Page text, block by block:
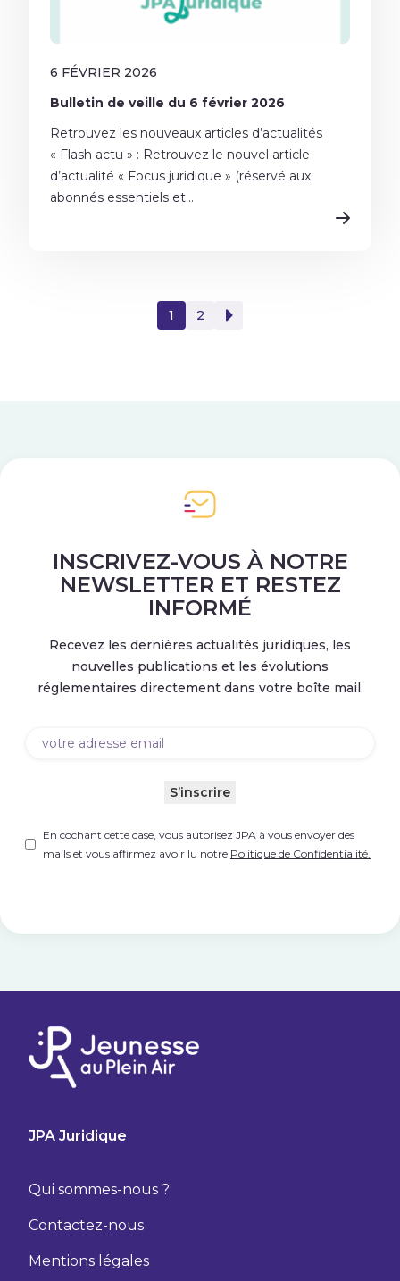
6 FÉVRIER 2026
Bulletin de veille du 6 février 2026
Retrouvez les nouveaux articles d’actualités
« Flash actu » : Retrouvez le nouvel article
d’actualité « Focus juridique » (réservé aux
abonnés essentiels et...
1 2
INSCRIVEZ-VOUS À NOTRE
NEWSLETTER ET RESTEZ
INFORMÉ
Recevez les dernières actualités juridiques, les
nouvelles publications et les évolutions
réglementaires directement dans votre boîte mail.
Untitled(Nécessaire)
En cochant cette case, vous autorisez JPA à vous envoyer des
mails et vous affirmez avoir lu notre Politique de Confidentialité.
Email(Nécessaire)
S’inscrire
JPA Juridique
Qui sommes-nous ?
Contactez-nous
Mentions légales